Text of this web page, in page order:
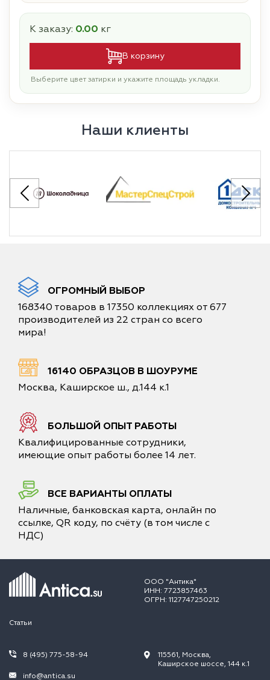
К заказу: 0.00 кг
В корзину
Выберите цвет затирки и укажите площадь укладки.
Наши клиенты
ОГРОМНЫЙ ВЫБОР
168340 товаров в 17350 коллекциях от 677
производителей из 22 стран со всего
мира!
16140 ОБРАЗЦОВ В ШОУРУМЕ
Москва, Каширское ш., д.144 к.1
БОЛЬШОЙ ОПЫТ РАБОТЫ
Квалифицированные сотрудники,
имеющие опыт работы более 14 лет.
ВСЕ ВАРИАНТЫ ОПЛАТЫ
Наличные, банковская карта, онлайн по
ссылке, QR коду, по счёту (в том числе с
НДС)
ООО "Антика"
ИНН: 7723857463
ОГРН: 1127747250212
Статьи
8 (495) 775-58-94
info@antica.su
115561, Москва,
Каширское шоссе, 144 к.1